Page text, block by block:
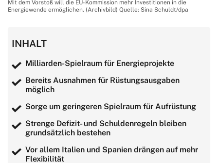
Mit dem Vorstoß will die EU-Kommission mehr Investitionen in die
Energiewende ermöglichen. (Archivbild) Quelle: Sina Schuldt/dpa
INHALT
Milliarden-Spielraum für Energieprojekte
Bereits Ausnahmen für Rüstungsausgaben
möglich
Sorge um geringeren Spielraum für Aufrüstung
Strenge Defizit- und Schuldenregeln bleiben
grundsätzlich bestehen
Vor allem Italien und Spanien drängen auf mehr
Flexibilität